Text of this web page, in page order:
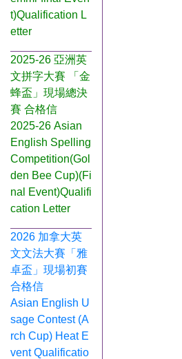
t)Qualification L
etter
2025-26 亞洲英
文拼字大賽 「金
蜂盃」現場總決
賽 合格信
2025-26 Asian
English Spelling
Competition(Gol
den Bee Cup)(Fi
nal Event)Qualifi
cation Letter
2026 加拿大英
文文法大賽「雅
卓盃」現場初賽
合格信
Asian English U
sage Contest (A
rch Cup) Heat E
vent Qualificatio